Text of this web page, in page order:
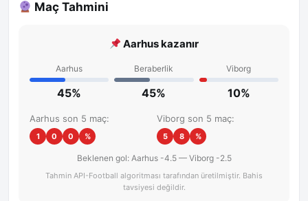
Maç Tahmini
Aarhus kazanır
Aarhus
45%
Beraberlik
45%
Viborg
10%
Aarhus son 5 maç:
1 0 0 %
Viborg son 5 maç:
5 8 %
Beklenen gol: Aarhus -4.5 — Viborg -2.5
Tahmin API-Football algoritması tarafından üretilmiştir. Bahis
tavsiyesi değildir.